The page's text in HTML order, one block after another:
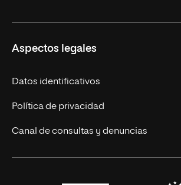
Másteres Europeos
Cursos Europeos
Títulos Americanos
Alianza Newman
Nuestros alumnos
Únete a nosotros
Actualidad
Solicita información
Aspectos legales
Datos identificativos
Política de privacidad
Canal de consultas y denuncias